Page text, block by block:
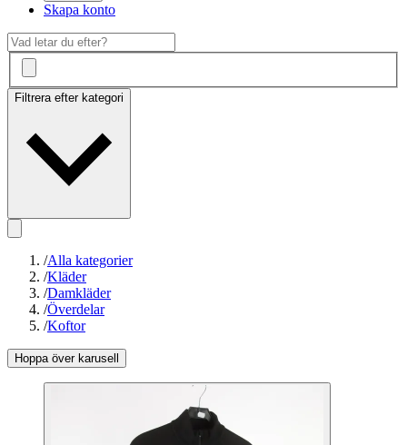
Skapa konto
Filtrera efter kategori
/Alla kategorier
/Kläder
/Damkläder
/Överdelar
/Koftor
Hoppa över karusell